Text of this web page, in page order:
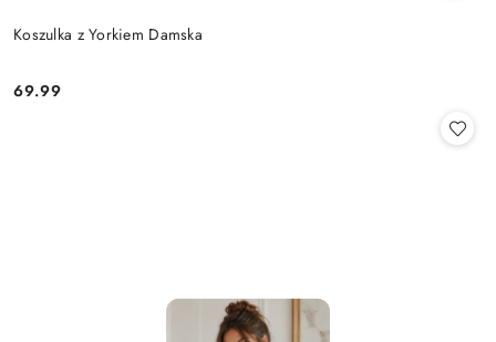
Koszulka z Yorkiem Damska
Cena:
69.99